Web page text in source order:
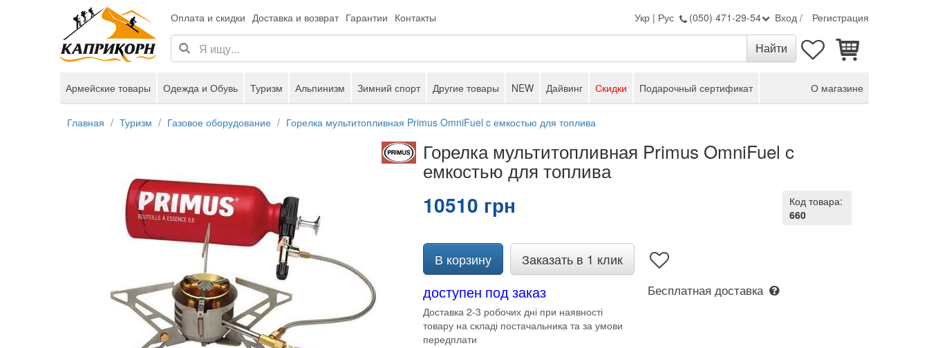
Оплата и скидки Доставка и возврат Гарантии Контакты Укр | Рус (050) 471-29-54 Вход / Регистрация
Армейские товары Одежда и Обувь Туризм Альпинизм Зимний спорт Другие товары NEW Дайвинг Скидки Подарочный сертификат О магазине
Главная Туризм Газовое оборудование Горелка мультитопливная Primus OmniFuel c емкостью для топлива
Горелка мультитопливная Primus OmniFuel c
емкостью для топлива
Код товара:
660
10510 грн
В корзину Заказать в 1 клик
доступен под заказ
Доставка 2-3 робочих дні при наявності
товару на складі постачальника та за умови
передплати
Бесплатная доставка